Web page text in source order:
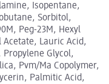
Isopentane,
Sorbitol,
Peg-23M, Hexyl
Lauric Acid,
Glycol,
Pvm/Ma Copolymer,
Palmitic Acid,